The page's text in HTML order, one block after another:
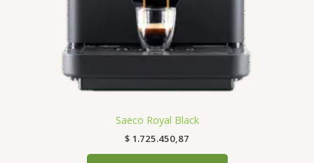
Saeco Royal Black
$ 1.725.450,87